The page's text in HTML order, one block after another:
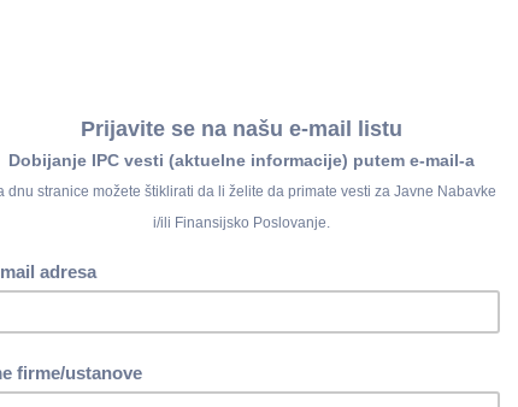
12. januara 2026. godine odlučio je da referentnu kamatnu
Izvršnog odbora NBS, na kojoj će biti doneta odluka o
godine.